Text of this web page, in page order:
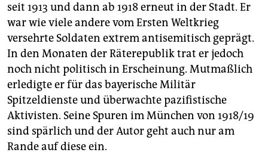
seit 1913 und dann ab 1918 erneut in der Stadt. Er
war wie viele andere vom Ersten Weltkrieg
versehrte Soldaten extrem antisemitisch geprägt.
In den Monaten der Räterepublik trat er jedoch
noch nicht politisch in Erscheinung. Mutmaßlich
erledigte er für das bayerische Militär
Spitzeldienste und überwachte pazifistische
Aktivisten. Seine Spuren im München von 1918/19
sind spärlich und der Autor geht auch nur am
Rande auf diese ein.